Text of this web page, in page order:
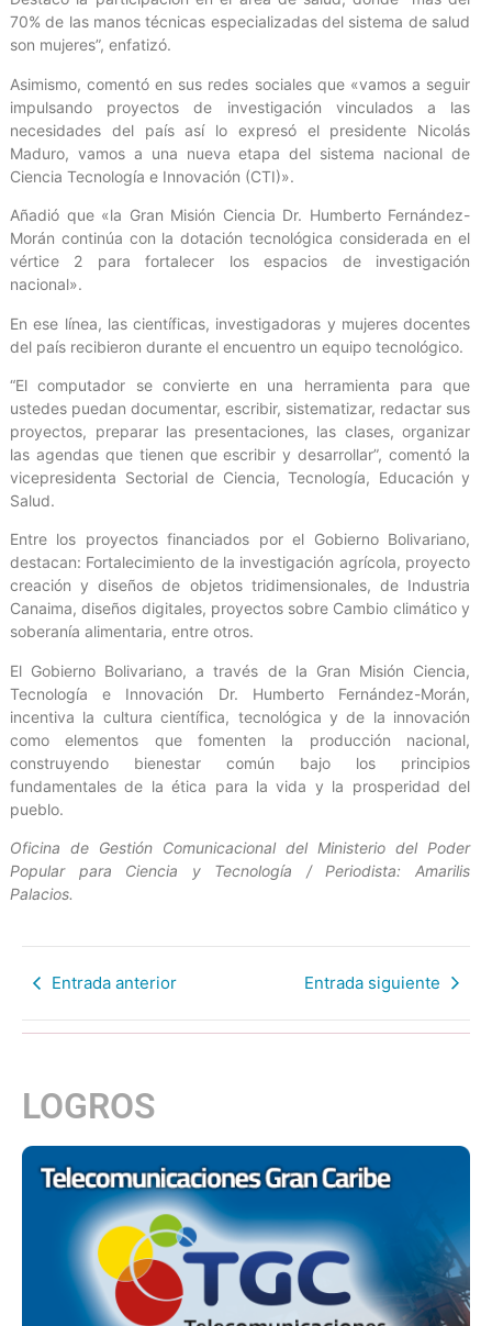
70% de las manos técnicas especializadas del sistema de salud
son mujeres”, enfatizó.
Asimismo, comentó en sus redes sociales que «vamos a seguir
impulsando proyectos de investigación vinculados a las
necesidades del país así lo expresó el presidente Nicolás
Maduro, vamos a una nueva etapa del sistema nacional de
Ciencia Tecnología e Innovación (CTI)».
Añadió que «la Gran Misión Ciencia Dr. Humberto Fernández-
Morán continúa con la dotación tecnológica considerada en el
vértice 2 para fortalecer los espacios de investigación
nacional».
En ese línea, las científicas, investigadoras y mujeres docentes
del país recibieron durante el encuentro un equipo tecnológico.
“El computador se convierte en una herramienta para que
ustedes puedan documentar, escribir, sistematizar, redactar sus
proyectos, preparar las presentaciones, las clases, organizar
las agendas que tienen que escribir y desarrollar”, comentó la
vicepresidenta Sectorial de Ciencia, Tecnología, Educación y
Salud.
Entre los proyectos financiados por el Gobierno Bolivariano,
destacan: Fortalecimiento de la investigación agrícola, proyecto
creación y diseños de objetos tridimensionales, de Industria
Canaima, diseños digitales, proyectos sobre Cambio climático y
soberanía alimentaria, entre otros.
El Gobierno Bolivariano, a través de la Gran Misión Ciencia,
Tecnología e Innovación Dr. Humberto Fernández-Morán,
incentiva la cultura científica, tecnológica y de la innovación
como elementos que fomenten la producción nacional,
construyendo bienestar común bajo los principios
fundamentales de la ética para la vida y la prosperidad del
pueblo.
Oficina de Gestión Comunicacional del Ministerio del Poder
Popular para Ciencia y Tecnología / Periodista: Amarilis
Palacios.
Entrada anterior Entrada siguiente
LOGROS